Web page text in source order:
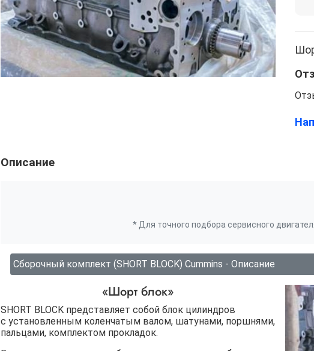
Описание
* Для точного подбора сервисного
Сборочный комплект (SHORT BLOCK) Cummins - Описание
«Шорт блок»
SHORT BLOCK представляет собой блок цилиндров
с установленным коленчатым валом, шатунами, поршнями,
пальцами, комплектом прокладок.